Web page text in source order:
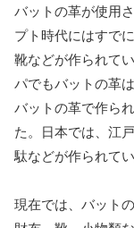
バットの革が使用
プト時代にはすで
靴などが作られて
パでもバットの革
バットの革で作ら
た。日本では、江
駄などが作られて
現在では、バット